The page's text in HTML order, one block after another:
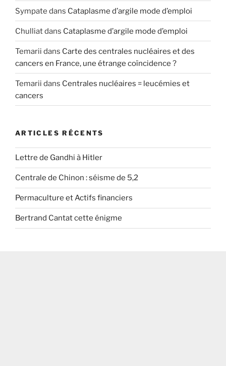
Sympate dans Cataplasme d’argile mode d’emploi
Chulliatdans Cataplasme d’argile mode d’emploi
Temarii dans Carte des centrales nucléaires et des
cancers en France, une étrange coïncidence ?
Temarii dans Centrales nucléaires = leucémies et
cancers
ARTICLES RÉCENTS
Lettre de Gandhi à Hitler
Centrale de Chinon : séisme de 5,2
Permaculture et Actifs financiers
Bertrand Cantat cette énigme